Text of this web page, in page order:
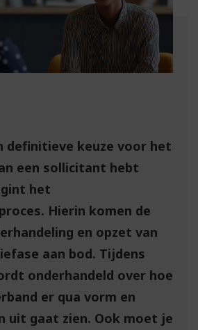
definitieve keuze voor het
een sollicitant hebt
het
Hierin komen de
en opzet van
aan bod. Tijdens
onderhandeld over hoe
er qua vorm en
uit gaat zien. Ook moet je